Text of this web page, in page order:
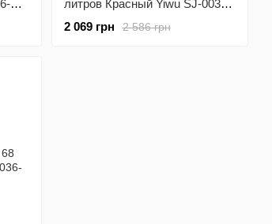
литров Красный Yiwu SJ-0036-
2 586 грн
2 069 грн